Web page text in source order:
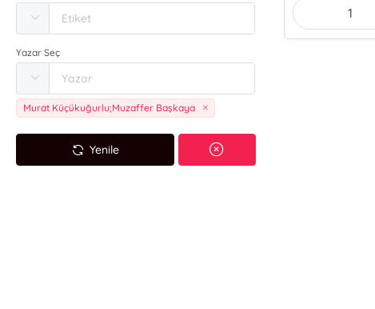
Yazar Seç
Murat Küçükuğurlu;Muzaffer Başkaya
Yenile